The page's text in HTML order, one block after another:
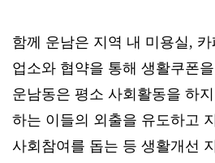
함께 운남은 지역 내 미용실,
업소와 협약을 통해 생활쿠폰
운남동은 평소 사회활동을 하
하는 이들의 외출을 유도하고
사회참여를 돕는 등 생활개선